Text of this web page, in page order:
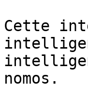
Cette
nomos.